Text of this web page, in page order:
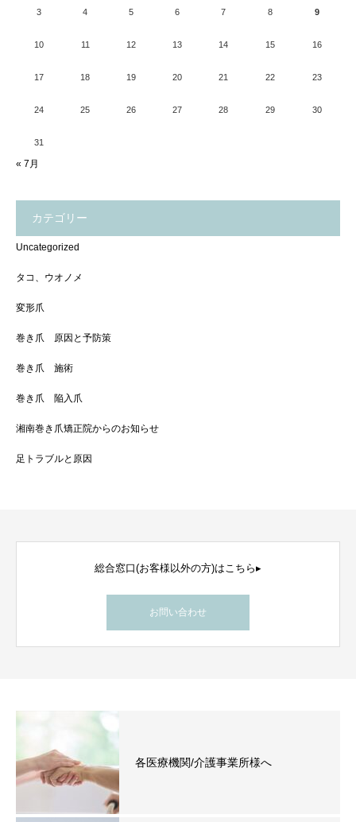
3 4 5 6 7 8 9
10 11 12 13 14 15 16
17 18 19 20 21 22 23
24 25 26 27 28 29 30
31
« 7月
カテゴリー
Uncategorized
タコ、ウオノメ
変形爪
巻き爪 原因と予防策
巻き爪 施術
巻き爪 陥入爪
湘南巻き爪矯正院からのお知らせ
足トラブルと原因
総合窓口(お客様以外の方)はこちら▸
お問い合わせ
各医療機関/介護事業所様へ